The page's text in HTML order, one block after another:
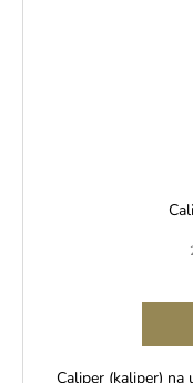
Caliper (kaliper) na